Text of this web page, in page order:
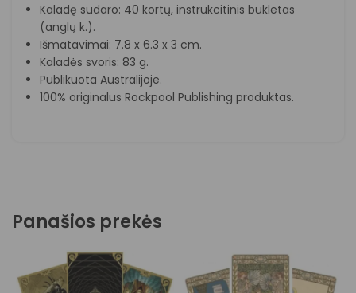
Kaladę sudaro: 40 kortų, instrukcitinis bukletas
(anglų k.).
Išmatavimai: 7.8 x 6.3 x 3 cm.
Kaladės svoris: 83 g.
Publikuota Australijoje.
100% originalus Rockpool Publishing produktas.
Panašios prekės